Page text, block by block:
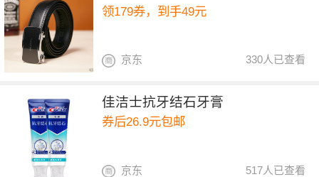
领179券，到手49元
330人已查看
京东
佳洁士抗牙结石牙膏
券后26.9元包邮
517人已查看
京东